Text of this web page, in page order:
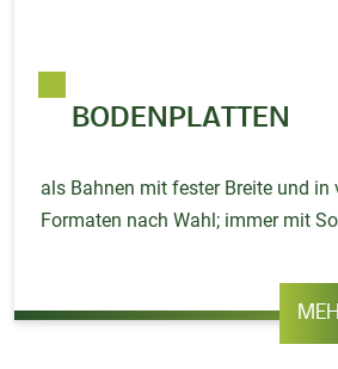
BODENPLATTEN
als Bahnen mit fester Breite und in
Formaten nach Wahl; immer mit